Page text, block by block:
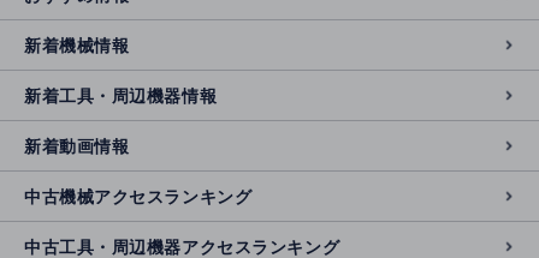
新着機械情報
新着工具・周辺機器情報
新着動画情報
中古機械アクセスランキング
中古工具・周辺機器アクセスランキング